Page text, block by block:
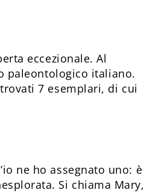
eccezionale. Al
paleontologico italiano.
7 esemplari, di cui
ne ho assegnato uno: è
Si chiama Mary,